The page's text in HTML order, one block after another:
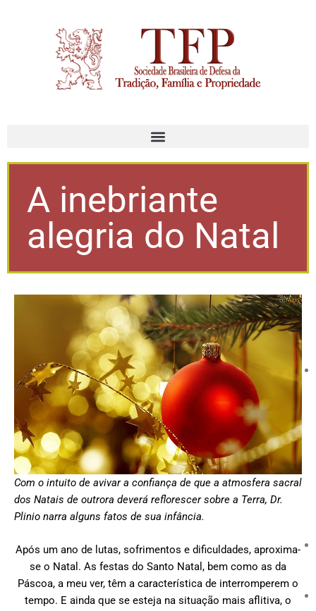
A inebriante
alegria do Natal
Com o intuito de avivar a confiança de que a atmosfera sacral
dos Natais de outrora deverá reflorescer sobre a Terra, Dr.
Plinio narra alguns fatos de sua infância.
Após um ano de lutas, sofrimentos e dificuldades, aproxima-
se o Natal. As festas do Santo Natal, bem como as da
Páscoa, a meu ver, têm a característica de interromperem o
tempo. E ainda que se esteja na situação mais aflitiva, o